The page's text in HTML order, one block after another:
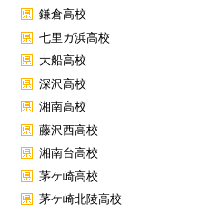
鎌倉高校
七里ガ浜高校
大船高校
深沢高校
湘南高校
藤沢西高校
湘南台高校
茅ケ崎高校
茅ケ崎北陵高校